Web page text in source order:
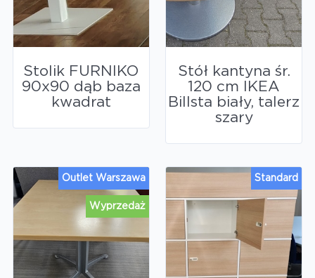
Stolik FURNIKO
90x90 dąb baza
kwadrat
Stół kantyna śr.
120 cm IKEA
Billsta biały, talerz
szary
Wyprzedaż
Outlet Warszawa Standard